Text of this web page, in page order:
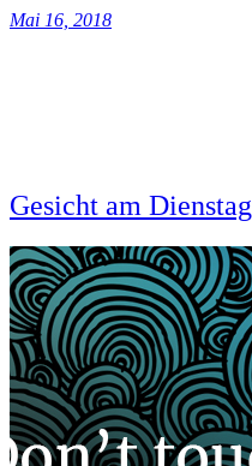
Mai 16, 2018
Gesicht am Dienstag